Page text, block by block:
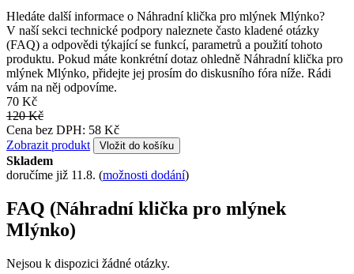
Hledáte další informace o Náhradní klička pro mlýnek Mlýnko?
V naší sekci technické podpory naleznete často kladené otázky
(FAQ) a odpovědi týkající se funkcí, parametrů a použití tohoto
produktu. Pokud máte konkrétní dotaz ohledně Náhradní klička pro
mlýnek Mlýnko, přidejte jej prosím do diskusního fóra níže. Rádi
vám na něj odpovíme.
70 Kč
120 Kč
Cena bez DPH: 58 Kč
Zobrazit produkt
Vložit do košíku
Skladem
doručíme již 11.8. (možnosti dodání)
FAQ (Náhradní klička pro mlýnek
Mlýnko)
Nejsou k dispozici žádné otázky.